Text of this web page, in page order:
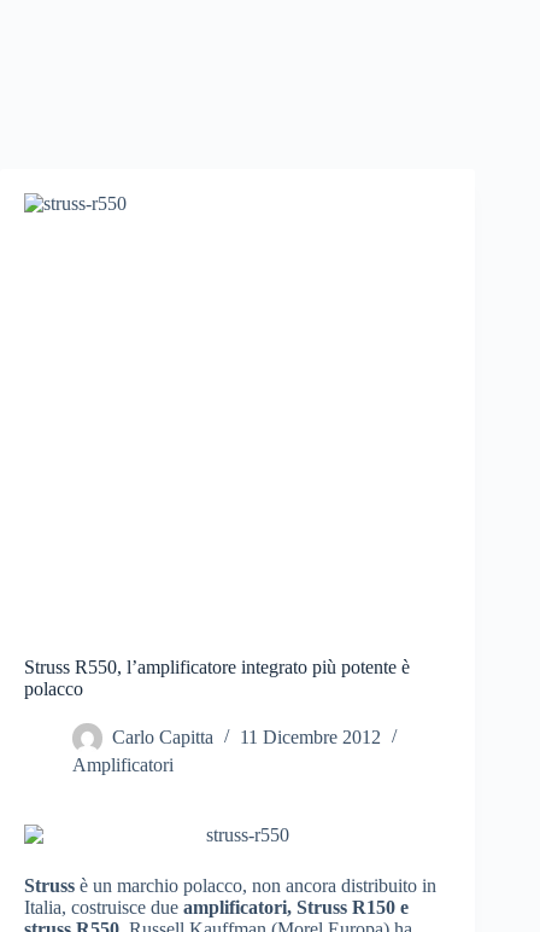
Struss R550, l’amplificatore integrato più potente è
polacco
Carlo Capitta
11 Dicembre 2012
Amplificatori
Struss è un marchio polacco, non ancora distribuito in
Italia, costruisce due amplificatori, Struss R150 e